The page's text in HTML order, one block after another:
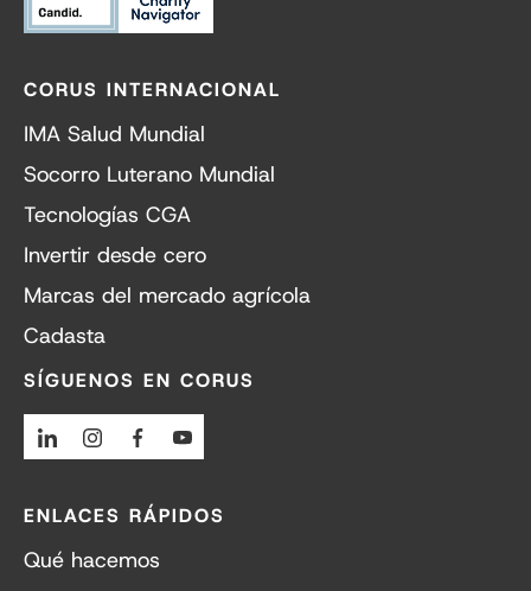
CORUS INTERNACIONAL
IMA Salud Mundial
Socorro Luterano Mundial
Tecnologías CGA
Invertir desde cero
Marcas del mercado agrícola
Cadasta
SÍGUENOS EN CORUS
LinkedinInstagramFacebook
ENLACES RÁPIDOS
Qué hacemos